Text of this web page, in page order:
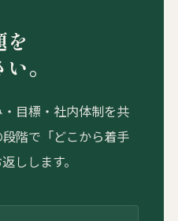
を
。
目標・社内体制を共
階で「どこから着手
しします。